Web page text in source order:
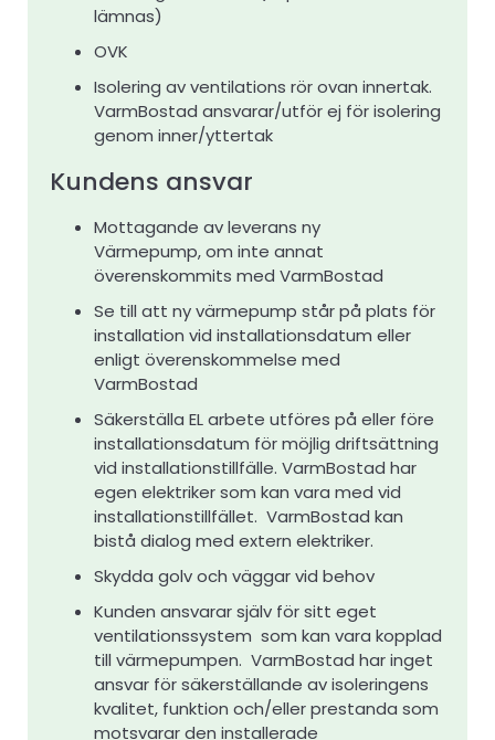
lämnas)
OVK
Isolering av ventilations rör ovan innertak.
VarmBostad ansvarar/utför ej för isolering
genom inner/yttertak
Kundens ansvar
Mottagande av leverans ny
Värmepump, om inte annat
överenskommits med VarmBostad
Se till att ny värmepump står på plats för
installation vid installationsdatum eller
enligt överenskommelse med
VarmBostad
Säkerställa EL arbete utföres på eller före
installationsdatum för möjlig driftsättning
vid installationstillfälle. VarmBostad har
egen elektriker som kan vara med vid
installationstillfället. VarmBostad kan
bistå dialog med extern elektriker.
Skydda golv och väggar vid behov
Kunden ansvarar själv för sitt eget
ventilationssystem som kan vara kopplad
till värmepumpen. VarmBostad har inget
ansvar för säkerställande av isoleringens
kvalitet, funktion och/eller prestanda som
motsvarar den installerade